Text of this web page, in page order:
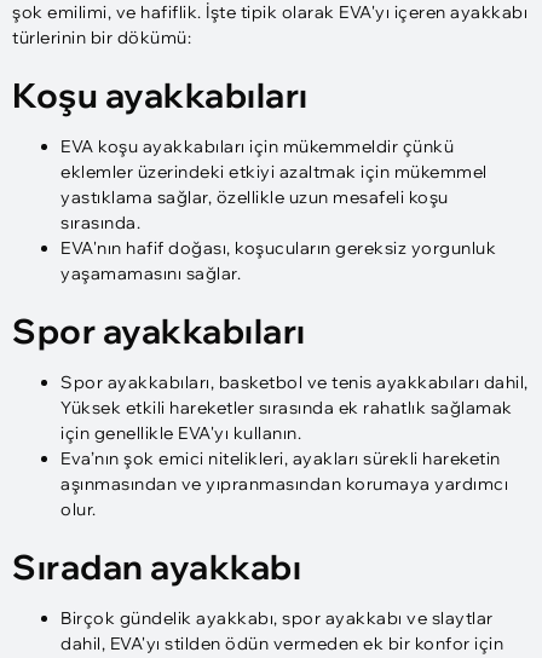
şok emilimi, ve hafiflik. İşte tipik olarak EVA'yı içeren ayakkabı
türlerinin bir dökümü:
Koşu ayakkabıları
EVA koşu ayakkabıları için mükemmeldir çünkü
eklemler üzerindeki etkiyi azaltmak için mükemmel
yastıklama sağlar, özellikle uzun mesafeli koşu
sırasında.
EVA'nın hafif doğası, koşucuların gereksiz yorgunluk
yaşamamasını sağlar.
Spor ayakkabıları
Spor ayakkabıları, basketbol ve tenis ayakkabıları dahil,
Yüksek etkili hareketler sırasında ek rahatlık sağlamak
için genellikle EVA'yı kullanın.
Eva’nın şok emici nitelikleri, ayakları sürekli hareketin
aşınmasından ve yıpranmasından korumaya yardımcı
olur.
Sıradan ayakkabı
Birçok gündelik ayakkabı, spor ayakkabı ve slaytlar
dahil, EVA'yı stilden ödün vermeden ek bir konfor için